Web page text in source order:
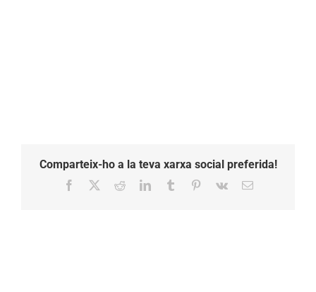
Comparteix-ho a la teva xarxa social preferida!
Facebook RedditLinkedInTumblr Pinterest
Vk Email: